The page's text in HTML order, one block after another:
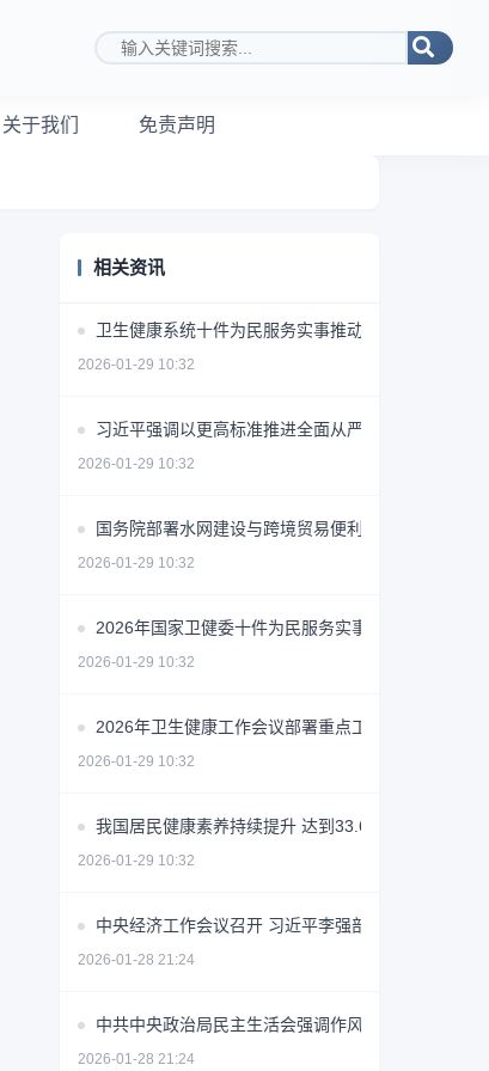
搜索关键词
关于我们 免责声明
相关资讯
卫生健康系统十件为民服务实事推动健康公平可及
2026-01-29 10:32
习近平强调以更高标准推进全面从严治党保障十五五
2026-01-29 10:32
国务院部署水网建设与跨境贸易便利化措施
2026-01-29 10:32
2026年国家卫健委十件为民服务实事公布
2026-01-29 10:32
2026年卫生健康工作会议部署重点工作
2026-01-29 10:32
我国居民健康素养持续提升 达到33.69%
2026-01-29 10:32
中央经济工作会议召开 习近平李强部署2026年经济
2026-01-28 21:24
中共中央政治局民主生活会强调作风建设常态化长效
2026-01-28 21:24